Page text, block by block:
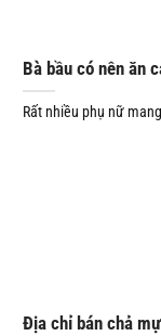
Bà bầu có nên ăn
Rất nhiều phụ nữ
Địa chỉ bán chả